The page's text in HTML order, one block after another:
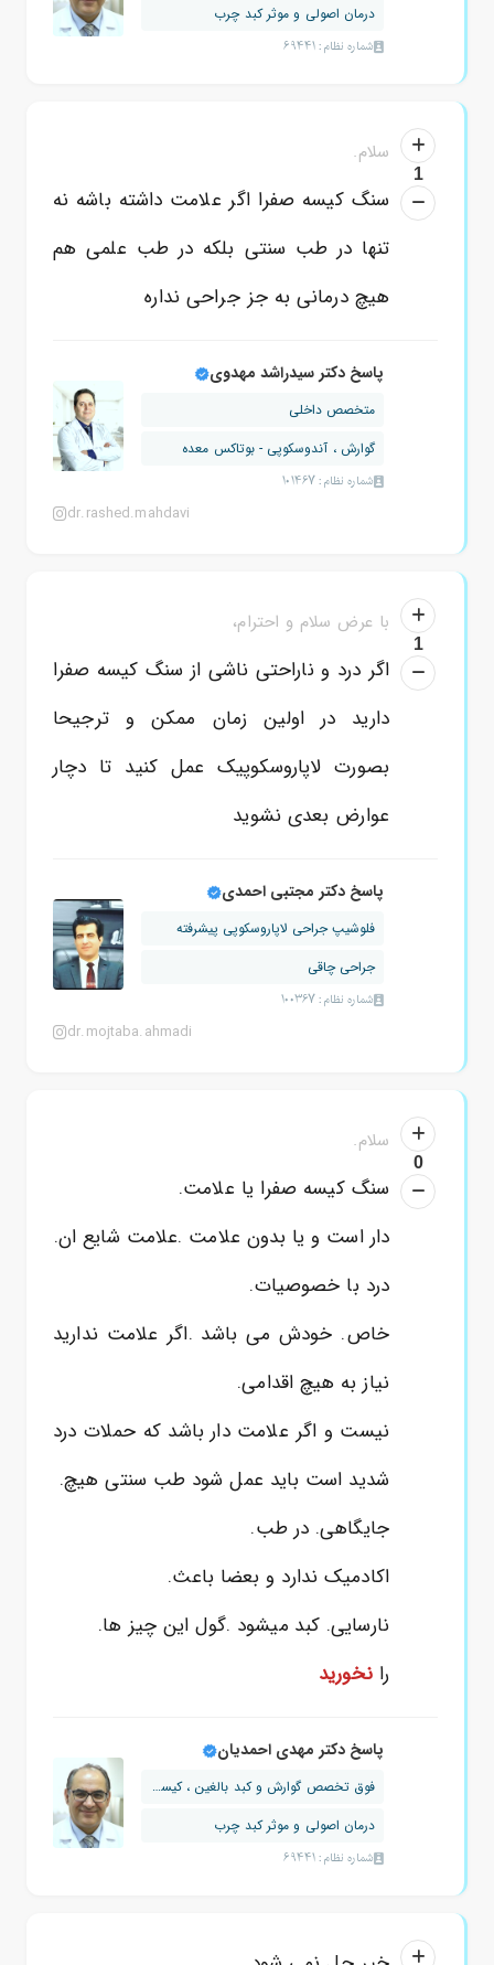
درمان اصولی و موثر کبد چرب
شماره نظام: 69441
1
سلام.
سنگ کیسه صفرا اگر علامت داشته باشه نه
تنها در طب سنتی بلکه در طب علمی هم
هیچ درمانی به جز جراحی نداره
پاسخ دکتر سیدراشد مهدوی
متخصص داخلی
گوارش ، آندوسکوپی - بوتاکس معده
شماره نظام: 101467
dr.rashed.mahdavi
1
با عرض سلام و احترام،
اگر درد و ناراحتی ناشی از سنگ کیسه صفرا
دارید در اولین زمان ممکن و ترجیحا
بصورت لاپاروسکوپیک عمل کنید تا دچار
عوارض بعدی نشوید
پاسخ دکتر مجتبی احمدی
فلوشیپ جراحی لاپاروسکوپی پیشرفته
جراحی چاقی
شماره نظام: 100367
dr.mojtaba.ahmadi
0
سلام.
سنگ کیسه صفرا یا علامت.
دار است و یا بدون علامت .علامت شایع ان.
درد با خصوصیات.
خاص. خودش می باشد .اگر علامت ندارید
نیاز به هیچ اقدامی.
نیست و اگر علامت دار باشد که حملات درد
شدید است باید عمل شود طب سنتی هیچ.
جایگاهی. در طب.
اکادمیک ندارد و بعضا باعث.
نارسایی. کبد میشود .گول این چیز ها.
رانخورید
پاسخ دکتر مهدی احمدیان
فوق تخصص گوارش و کبد بالغین ، کیسه صفرا
درمان اصولی و موثر کبد چرب
شماره نظام: 69441